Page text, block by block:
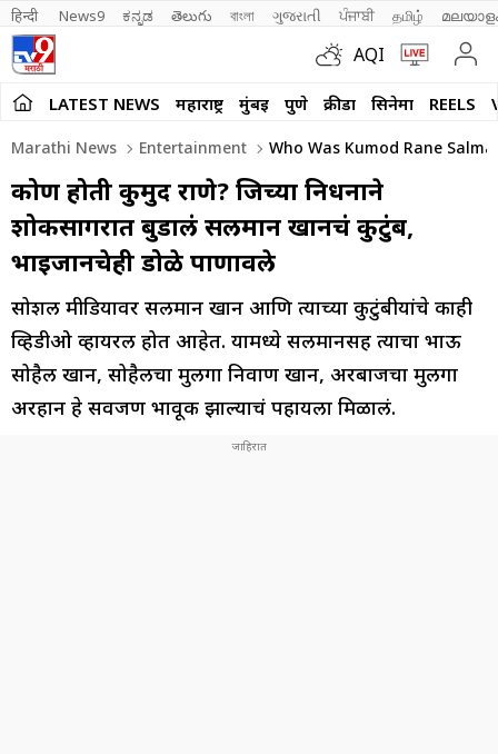
हिन्दी News9 ಕನ್ನಡ తెలుగు বাংলা ગુજરાતી ਪੰਜਾਬੀ தமிழ்
AQI
LATEST NEWS महाराष्ट्र मुंबई पुणे क्रीडा सिनेमा REELS
Marathi News Entertainment Who Was Kumod Rane
कोण होती कुमुद राणे? जिच्या निधनाने
शोकसागरात बुडालं सलमान खानचं कुटुंब,
भाईजानचेही डोळे पाणावले
सोशल मीडियावर सलमान खान आणि त्याच्या कुटुंबीयांचे काही
व्हिडीओ व्हायरल होत आहेत. यामध्ये सलमानसह त्याचा भाऊ
सोहैल खान, सोहैलचा मुलगा निर्वाण खान, अरबाजचा मुलगा
अरहान हे सर्वजण भावूक झाल्याचं पहायला मिळालं.